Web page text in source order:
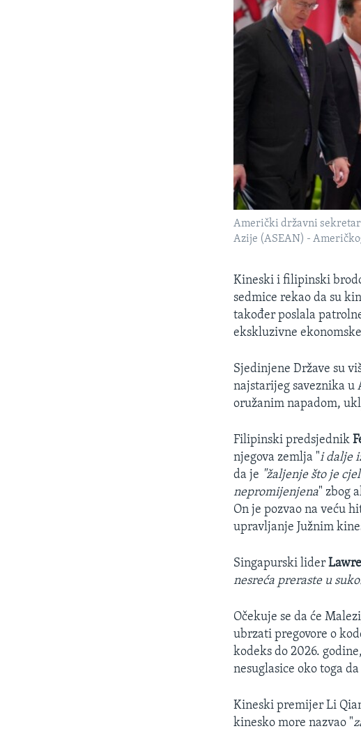
Američki državni sekretar
Azije (ASEAN) -
Kineski i filipinski
sedmice rekao da su
također poslala
ekskluzivne
Sjedinjene Države su
najstarijeg saveznika
oružanim napadom,
Filipinski predsjednik
njegova zemlja "i dalje
da je "žaljenje što je
nepromijenjena" zbog
On je pozvao na veću
upravljanje Južnim
Singapurski lider
nesreća preraste u
Očekuje se da će
ubrzati pregovore o
kodeks do 2026.
nesuglasice oko toga
Kineski premijer Li
kinesko more nazvao "